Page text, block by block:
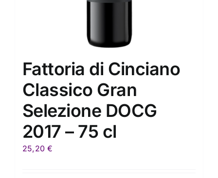
Fattoria di Cinciano
Classico Gran
Selezione DOCG
2017 – 75 cl
25,20€